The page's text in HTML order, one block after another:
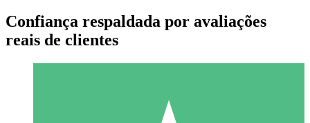
Confiança respaldada por avaliações
reais de clientes